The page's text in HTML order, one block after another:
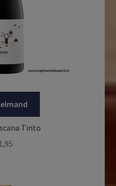
Tinto